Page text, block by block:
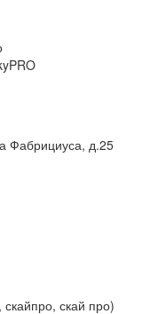
Фабрициуса, д.25
скай про)